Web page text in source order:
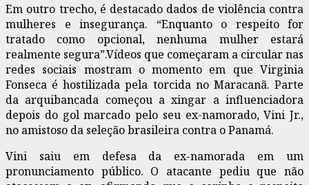
Em outro trecho, é destacado dados de violência contra
mulheres e insegurança. “Enquanto o respeito for
tratado como opcional, nenhuma mulher estará
realmente segura”.Vídeos que começaram a circular nas
redes sociais mostram o momento em que Virginia
Fonseca é hostilizada pela torcida no Maracanã. Parte
da arquibancada começou a xingar a influenciadora
depois do gol marcado pelo seu ex-namorado, Vini Jr.,
no amistoso da seleção brasileira contra o Panamá.
Vini saiu em defesa da ex-namorada em um
pronunciamento público. O atacante pediu que não